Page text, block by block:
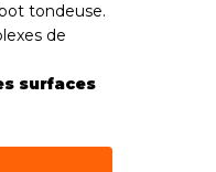
tondeuse.
de
surfaces